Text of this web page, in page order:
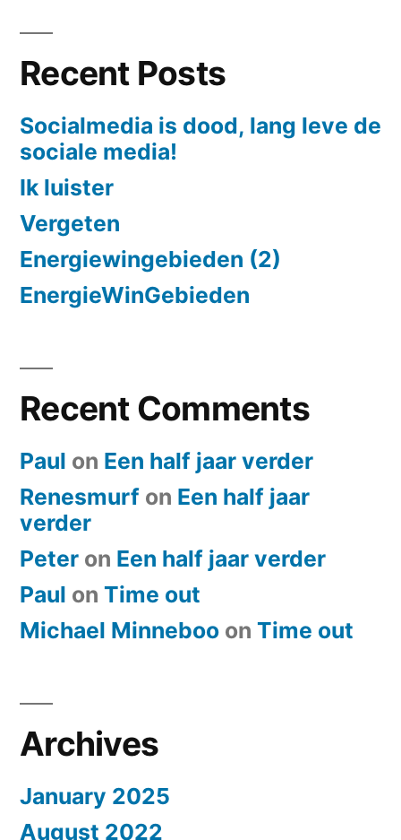
Recent Posts
Socialmedia is dood, lang leve de
sociale media!
Ik luister
Vergeten
Energiewingebieden (2)
EnergieWinGebieden
Recent Comments
Paul on Een half jaar verder
Renesmurf on Een half jaar
verder
Peter on Een half jaar verder
Paul on ​Time out
Michael Minneboo on ​Time out
Archives
January 2025
August 2022